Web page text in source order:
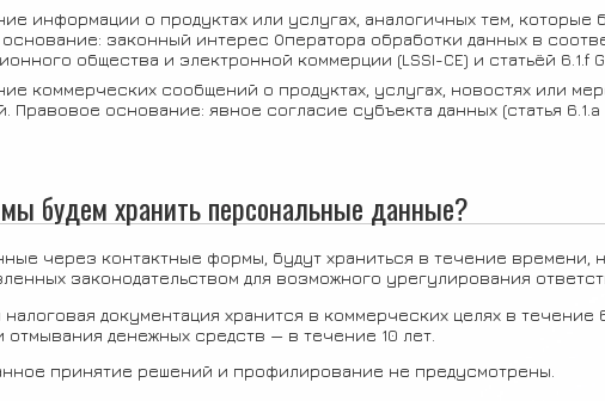
информации о продуктах или услугах, аналогичных тем,
законный интерес Оператора обработки данных в
общества и электронной коммерции (LSSI-CE) и статьёй 6.1.f
коммерческих сообщений о продуктах, услугах, новостях или
Правовое основание: явное согласие субъекта данных (статья 6.1.a
будем хранить персональные данные?
через контактные формы, будут храниться в течение времени,
законодательством для возможного урегулирования
налоговая документация хранится в коммерческих целях в течение
отмывания денежных средств — в течение 10 лет.
принятие решений и профилирование не предусмотрены.